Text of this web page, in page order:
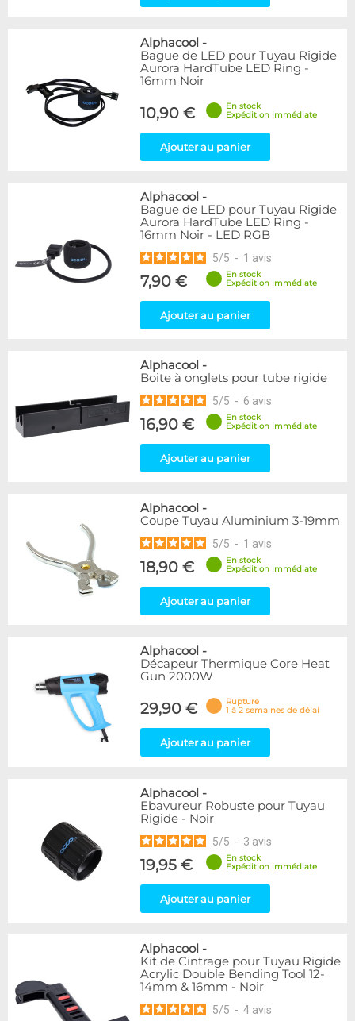
Alphacool -
Bague de LED pour Tuyau Rigide
Aurora HardTube LED Ring -
16mm Noir
10,90 €
En stock
Expédition immédiate
Ajouter au panier
Alphacool -
Bague de LED pour Tuyau Rigide
Aurora HardTube LED Ring -
16mm Noir - LED RGB
5/5 - 1 avis
7,90 €
En stock
Expédition immédiate
Ajouter au panier
Alphacool -
Boite à onglets pour tube rigide
5/5 - 6 avis
16,90 €
En stock
Expédition immédiate
Ajouter au panier
Alphacool -
Coupe Tuyau Aluminium 3-19mm
5/5 - 1 avis
18,90 €
En stock
Expédition immédiate
Ajouter au panier
Alphacool -
Décapeur Thermique Core Heat
Gun 2000W
29,90 €
Rupture
1 à 2 semaines de délai
Ajouter au panier
Alphacool -
Ebavureur Robuste pour Tuyau
Rigide - Noir
5/5 - 3 avis
19,95 €
En stock
Expédition immédiate
Ajouter au panier
Alphacool -
Kit de Cintrage pour Tuyau Rigide
Acrylic Double Bending Tool 12-
14mm & 16mm - Noir
5/5 - 4 avis